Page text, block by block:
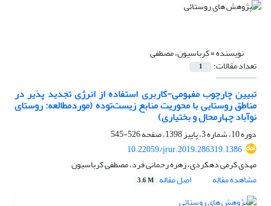
نویسنده =کرباسیون، مصطفی
تعداد مقالات: 1
تبیین چارچوب مفهومی-کاربری استفاده از انرژی تجدید پذیر در
مناطق روستایی با محوریت منابع زیست‌توده (موردمطالعه: روستای
نوآباد چهارمحال و بختیاری)
دوره 10، شماره 3، پاییز 1398، صفحه
526-545
10.22059/jrur.2019.286319.1386
مهدی کرمی دهکردی، زهره رحمانی فرد، مصطفی کرباسیون
مشاهده مقاله
اصل مقاله 3.6 M